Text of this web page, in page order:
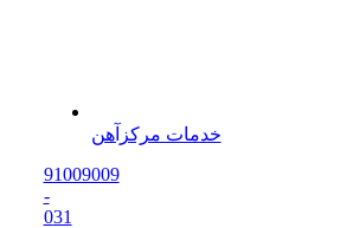
خدمات مرکزآهن
91009009
-
031